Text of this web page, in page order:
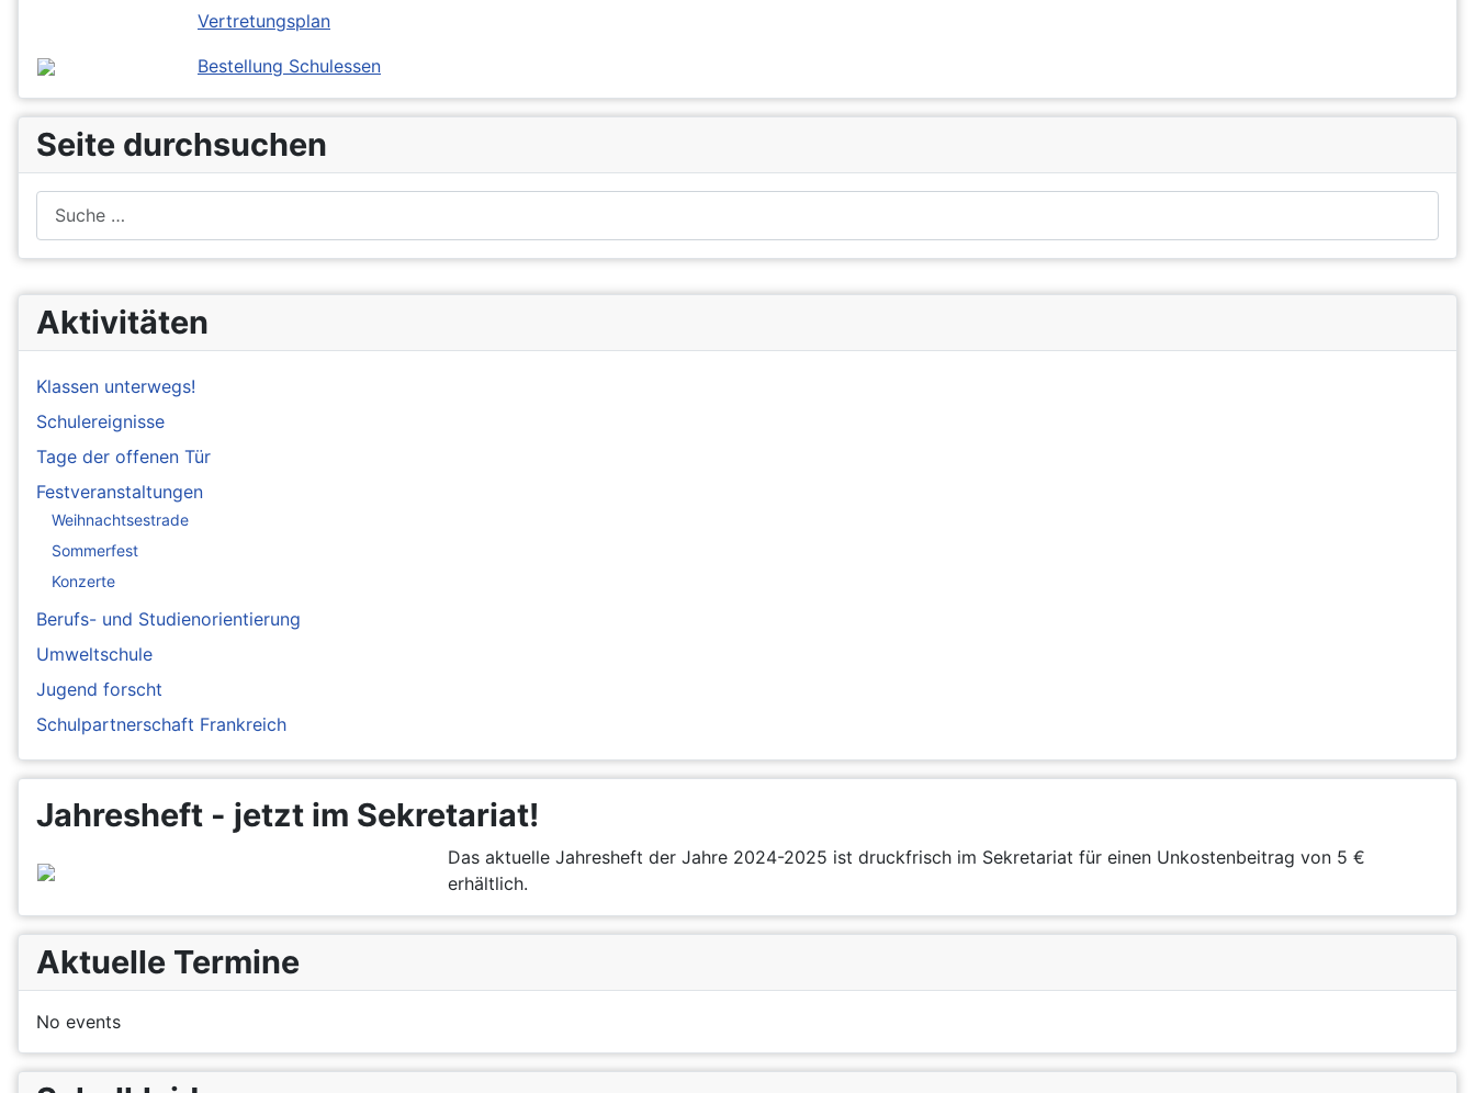
Aktivitäten
Klassen unterwegs!
Schulereignisse
Tage der offenen Tür
Festveranstaltungen
Weihnachtsestrade
Sommerfest
Konzerte
Berufs- und Studienorientierung
Umweltschule
Jugend forscht
Schulpartnerschaft Frankreich
Jahresheft - jetzt im Sekretariat!
Das aktuelle Jahresheft der Jahre 2024-2025 ist druckfrisch im Sekretariat für einen Unkostenbeitrag von 5 €
erhältlich.
Aktuelle Termine
No events
Vertretungsplan
Bestellung Schulessen
Seite durchsuchen